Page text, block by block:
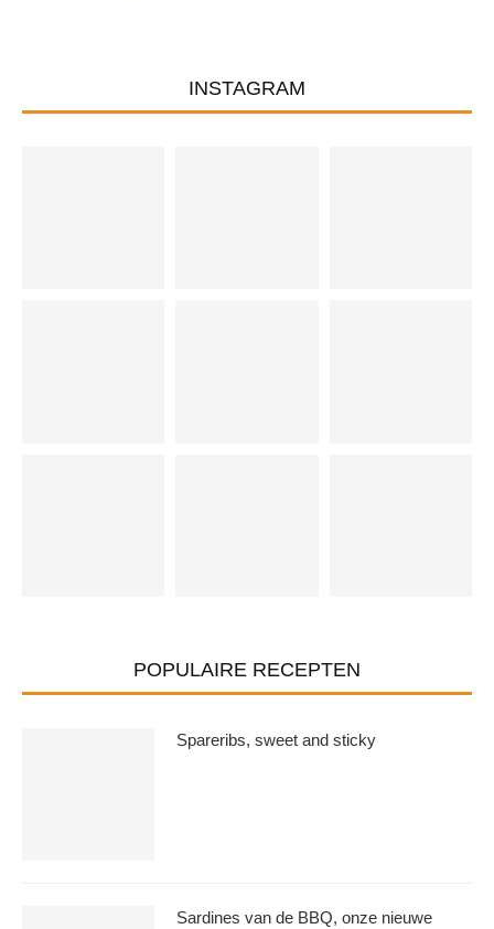
INSTAGRAM
POPULAIRE RECEPTEN
Spareribs, sweet and sticky
Sardines van de BBQ, onze nieuwe